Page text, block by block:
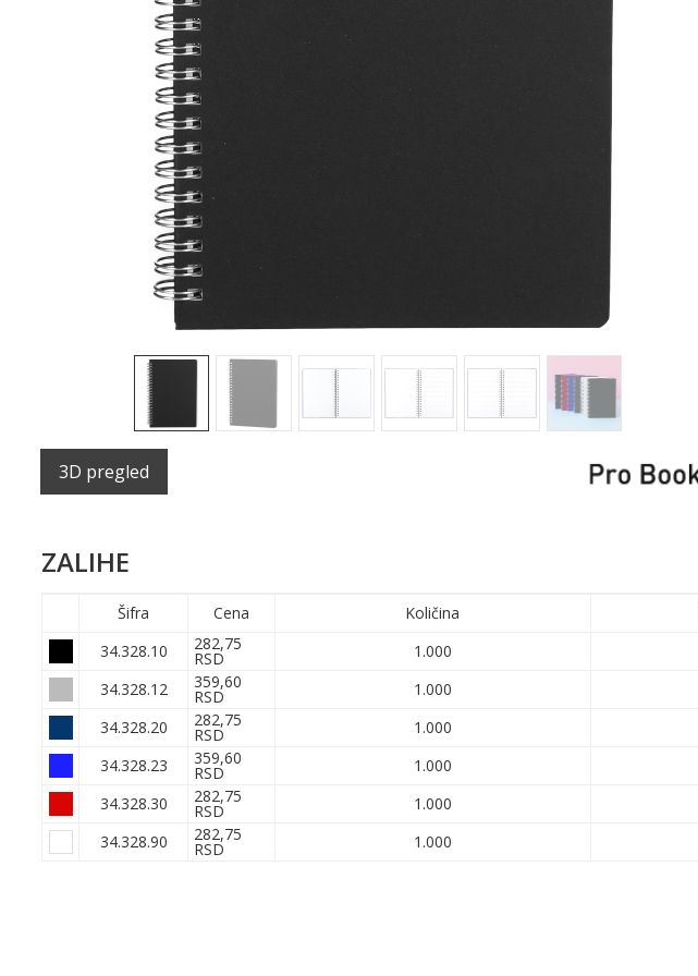
3D pregled
ZALIHE
Šifra Cena Količina
34.328.10
282,75
RSD
1.000
34.328.12
359,60
RSD
1.000
34.328.20
282,75
RSD
1.000
34.328.23
359,60
RSD
1.000
34.328.30
282,75
RSD
1.000
34.328.90
282,75
RSD 1.000